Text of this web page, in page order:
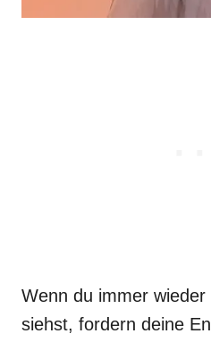
Wenn du immer
siehst, fordern deine